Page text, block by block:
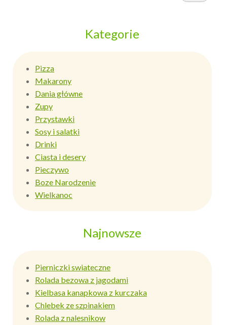
Kategorie
Pizza
Makarony
Dania główne
Zupy
Przystawki
Sosy i salatki
Drinki
Ciasta i desery
Pieczywo
Boze Narodzenie
Wielkanoc
Najnowsze
Pierniczki swiateczne
Rolada bezowa z jagodami
Kielbasa kanapkowa z kurczaka
Chlebek ze szpinakiem
Rolada z nalesnikow